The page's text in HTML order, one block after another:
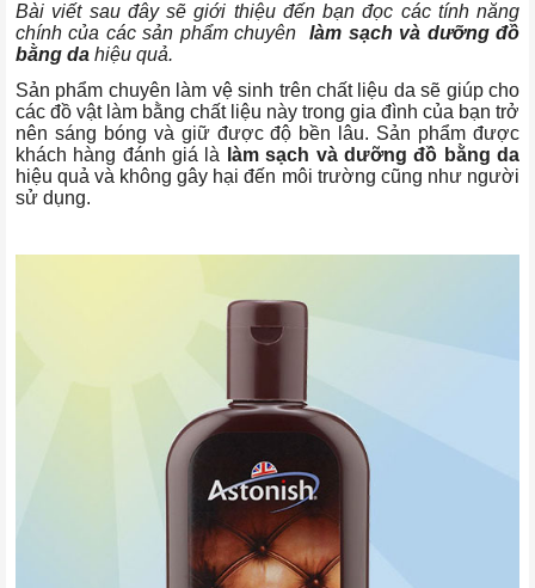
Bài viết sau đây sẽ giới thiệu đến bạn đọc các tính năng
chính của các sản phẩm chuyênlàm sạch và dưỡng đồ
bằng da hiệu quả.
Sản phẩm chuyên làm vệ sinh trên chất liệu da sẽ giúp cho
các đồ vật làm bằng chất liệu này trong gia đình của bạn trở
nên sáng bóng và giữ được độ bền lâu. Sản phẩm được
khách hàng đánh giá là
làm sạch và dưỡng đồ bằng da
hiệu quả và không gây hại đến môi trường cũng như người
sử dụng.